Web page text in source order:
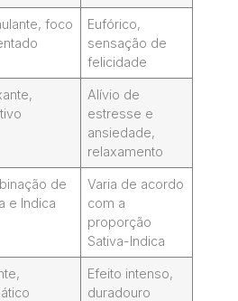
foco
Eufórico,
sensação de
felicidade
Alívio de
estresse e
ansiedade,
relaxamento
de
e Indica
Varia de acordo
com a
proporção
Sativa-Indica
Efeito intenso,
duradouro